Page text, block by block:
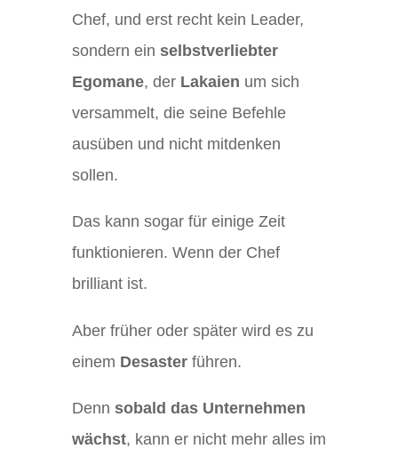
Chef, und erst recht kein Leader,
sondern ein selbstverliebter
Egomane, der Lakaien um sich
versammelt, die seine Befehle
ausüben und nicht mitdenken
sollen.
Das kann sogar für einige Zeit
funktionieren. Wenn der Chef
brilliant ist.
Aber früher oder später wird es zu
einem Desasterführen.
Denn sobald das Unternehmen
wächst, kann er nicht mehr alles im